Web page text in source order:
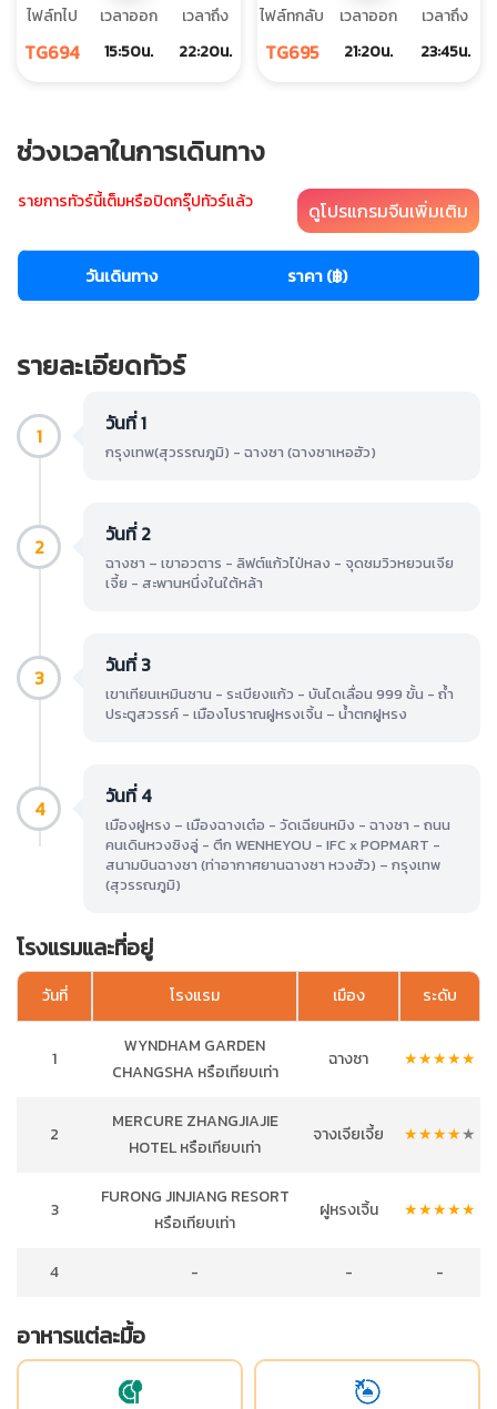
ไฟล์ทไป
TG694
เวลาออก
15:50น.
เวลาถึง
22:20น.
ไฟล์ทกลับ
TG695
เวลาออก
21:20น.
เวลาถึง
23:45น.
ช่วงเวลาในการเดินทาง
รายการทัวร์นี้เต็มหรือปิดกรุ๊ปทัวร์แล้ว ดูโปรแกรมจีนเพิ่มเติม
วันเดินทาง ราคา (฿)
รายละเอียดทัวร์
1 วันที่ 1
กรุงเทพ(สุวรรณภูมิ) - ฉางซา (ฉางซาเหอฮัว)
2 วันที่ 2
ฉางซา – เขาอวตาร - ลิฟต์แก้วไป่หลง - จุดชมวิวหยวนเจีย
เจี้ย - สะพานหนึ่งในใต้หล้า
3 วันที่ 3
เขาเทียนเหมินซาน - ระเบียงแก้ว - บันไดเลื่อน 999 ขั้น - ถ้ำ
ประตูสวรรค์ - เมืองโบราณฝูหรงเจิ้น – น้ำตกฝูหรง
4 วันที่ 4
เมืองฝูหรง – เมืองฉางเต๋อ - วัดเฉียนหมิง - ฉางซา - ถนน
คนเดินหวงซิงลู่ - ตึก WENHEYOU - IFC x POPMART -
สนามบินฉางซา (ท่าอากาศยานฉางซา หวงฮัว) – กรุงเทพ
(สุวรรณภูมิ)
โรงแรมและที่อยู่
วันที่ โรงแรม เมือง ระดับ
1
WYNDHAM GARDEN
CHANGSHA หรือเทียบเท่า
ฉางซา ★★★★★
2
MERCURE ZHANGJIAJIE
HOTEL หรือเทียบเท่า
จางเจียเจี้ย ★★★★★
3
FURONG JINJIANG RESORT
หรือเทียบเท่า
ฝูหรงเจิ้น ★★★★★
4 - - -
อาหารแต่ละมื้อ